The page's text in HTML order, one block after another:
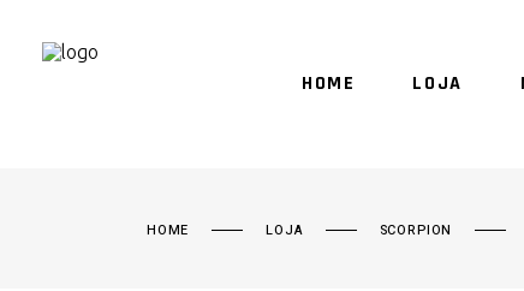
HOME LOJA
HOME LOJA SCORPION